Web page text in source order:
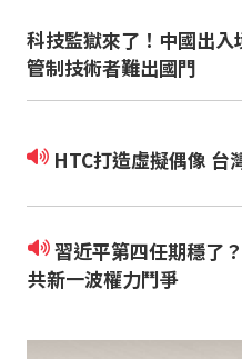
科技監獄來了！中國出
管制技術者難出國門
HTC打造虛擬偶像 台
習近平第四任期穩了？從五中全會解析中
共新一波權力鬥爭